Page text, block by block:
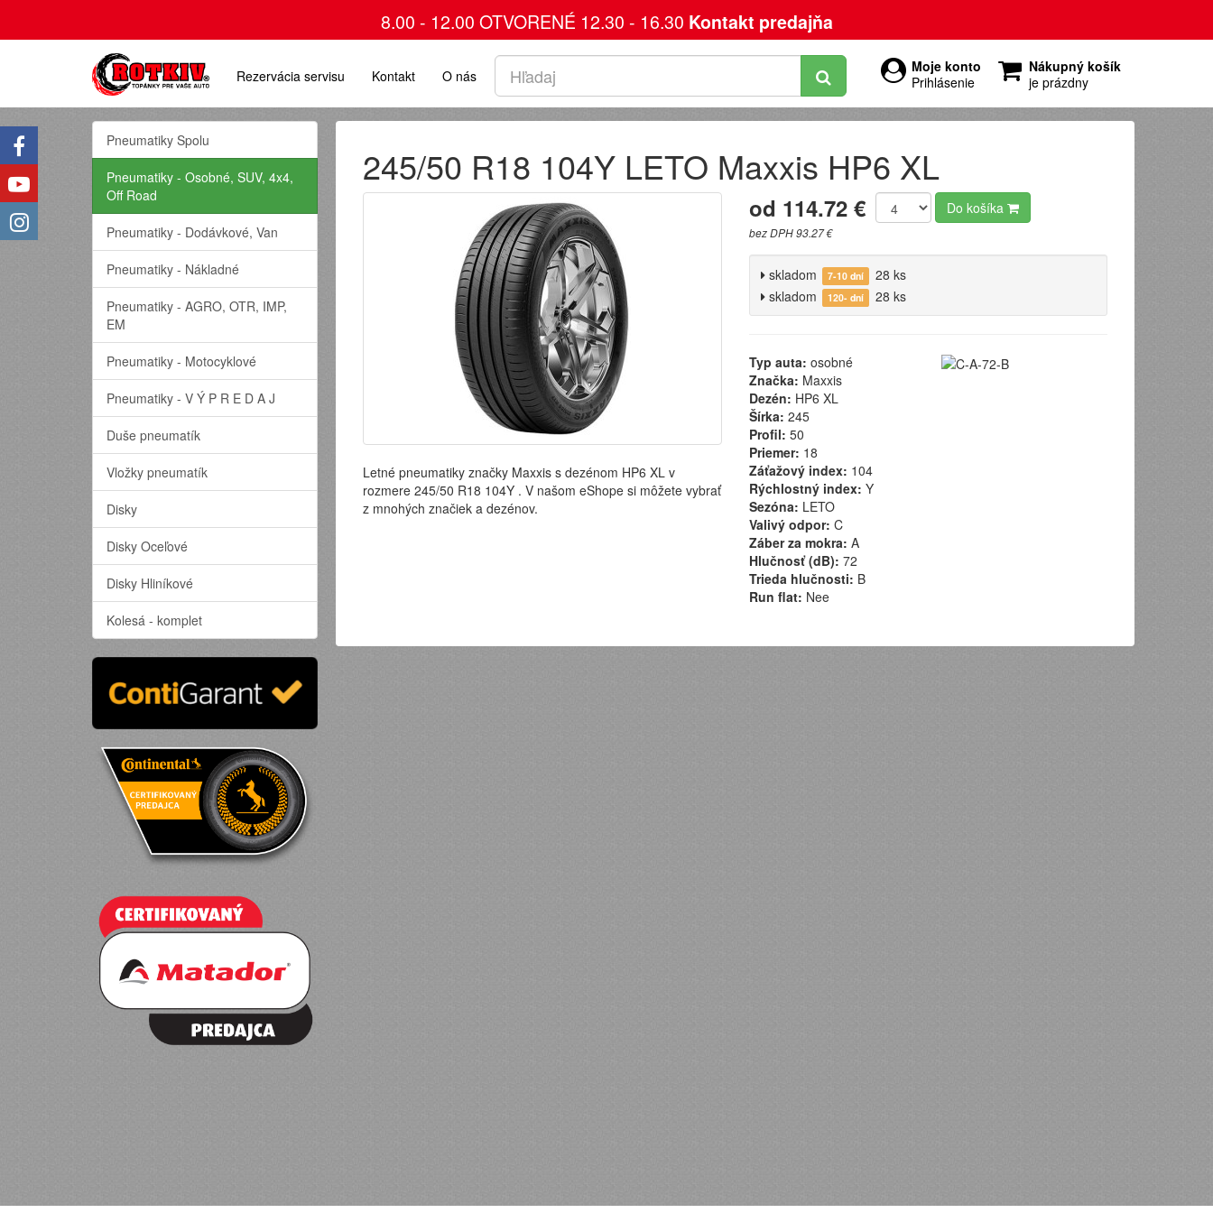
8.00 - 12.00 OTVORENÉ 12.30 - 16.30 Kontakt predajňa
Moje konto
Prihlásenie
Nákupný košík
je prázdny
Rezervácia servisu Kontakt O nás
245/50 R18 104Y LETO Maxxis HP6 XL
Letné pneumatiky značky Maxxis s dezénom HP6 XL v
rozmere 245/50 R18 104Y . V našom eShope si môžete vybrať
z mnohých značiek a dezénov.
od 114.72 €
bez DPH 93.27 €
Do košíka
skladom 7-10 dní
28 ks
skladom
120- dní 28 ks
Typ auta: osobné
Značka: Maxxis
Dezén: HP6 XL
Šírka: 245
Profil: 50
Priemer: 18
Záťažový index: 104
Rýchlostný index: Y
Sezóna: LETO
Valivý odpor: C
Záber za mokra: A
Hlučnosť (dB): 72
Trieda hlučnosti: B
Run flat: Nee
Pneumatiky Spolu
Pneumatiky - Osobné, SUV, 4x4,
Off Road
Pneumatiky - Dodávkové, Van
Pneumatiky - Nákladné
Pneumatiky - AGRO, OTR, IMP,
EM
Pneumatiky - Motocyklové
Pneumatiky - V Ý P R E D A J
Duše pneumatík
Vložky pneumatík
Disky
Disky Oceľové
Disky Hliníkové
Kolesá - komplet